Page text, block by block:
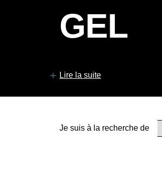
GEL
Lire la suite
Hair Gel
Je suis à la recherche de